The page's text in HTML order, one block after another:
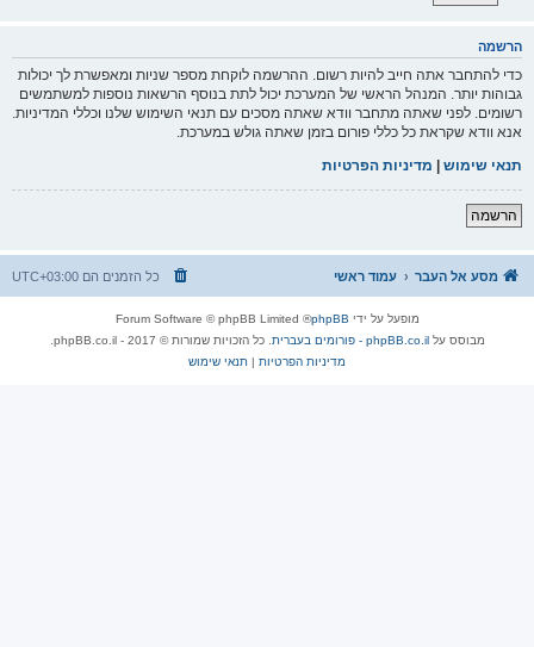
הרשמה
כדי להתחבר אתה חייב להיות רשום. ההרשמה לוקחת מספר שניות ומאפשרת לך יכולות
גבוהות יותר. המנהל הראשי של המערכת יכול לתת בנוסף הרשאות נוספות למשתמשים
רשומים. לפני שאתה מתחבר וודא שאתה מסכים עם תנאי השימוש שלנו וכללי המדיניות.
אנא וודא שקראת כל כללי פורום בזמן שאתה גולש במערכת.
תנאי שימוש | מדיניות הפרטיות
הרשמה
מסע אל העבר עמוד ראשי כל הזמנים הם UTC+03:00
מופעל על ידי phpBB
® Forum Software © phpBB Limited
מבוסס עלphpBB.co.il - פורומים בעברית
. כל הזכויות שמורות © 2017 - phpBB.co.il.
מדיניות הפרטיות | תנאי שימוש